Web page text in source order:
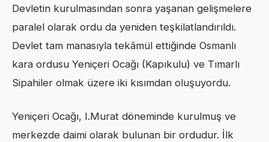
Devletin kurulmasından sonra yaşanan gelişmelere
paralel olarak ordu da yeniden teşkilatlandırıldı.
Devlet tam manasıyla tekâmül ettiğinde Osmanlı
kara ordusu Yeniçeri Ocağı (Kapıkulu) ve Tımarlı
Sipahiler olmak üzere iki kısımdan oluşuyordu.
Yeniçeri Ocağı, I.Murat döneminde kurulmuş ve
merkezde daimi olarak bulunan bir ordudur. İlk